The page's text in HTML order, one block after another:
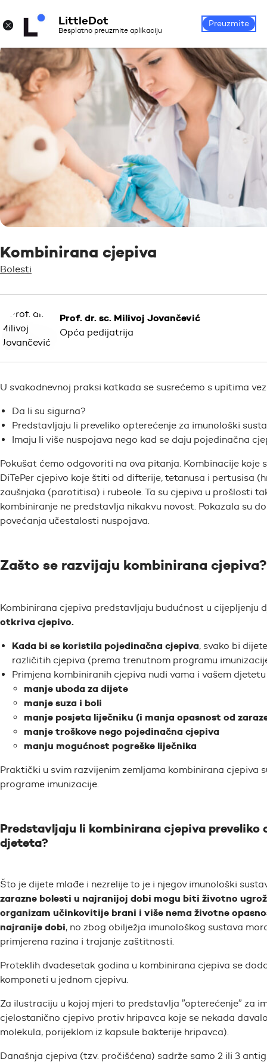
Prijava
Kombinirana cjepiva
Bolesti
Prof. dr. sc. Milivoj Jovančević
Opća pedijatrija
U svakodnevnoj praksi katkada se susrećemo s upitima
Da li su sigurna?
Predstavljaju li preveliko opterećenje za imunološki
Imaju li više nuspojava nego kad se daju pojedinačna
Pokušat ćemo odgovoriti na ova pitanja. Kombinacije koje
DiTePer cjepivo koje štiti od difterije, tetanusa i pertusisa
zaušnjaka (parotitisa) i rubeole. Ta su cjepiva u prošlosti
kombiniranje ne predstavlja nikakvu novost. Pokazala su
povećanja učestalosti nuspojava.
Zašto se razvijaju kombinirana cjepiva?
Kombinirana cjepiva predstavljaju budućnost u cijepljenju
otkriva cjepivo.
Kada bi se koristila pojedinačna cjepiva, svako bi
različitih cjepiva (prema trenutnom programu
Primjena kombiniranih cjepiva nudi vama i vašem
manje uboda za dijete
manje suza i boli
manje posjeta liječniku (i manja opasnost od
manje troškove nego pojedinačna cjepiva
manju mogućnost pogreške liječnika
Praktički u svim razvijenim zemljama kombinirana cjepiva
programe imunizacije.
Predstavljaju li kombinirana cjepiva preveliko
djeteta?
Što je dijete mlađe i nezrelije to je i njegov imunološki
zarazne bolesti u najranijoj dobi mogu biti životno
organizam učinkovitije brani i više nema životne
najranije dobi, no zbog obilježja imunološkog sustava
primjerena razina i trajanje zaštitnosti.
Proteklih dvadesetak godina u kombinirana cjepiva se
komponeti u jednom cjepivu.
Za ilustraciju u kojoj mjeri to predstavlja ”opterećenje” za
cjelostanično cjepivo protiv hripavca koje se nekada
molekula, porijeklom iz kapsule bakterije hripavca).
Današnja cjepiva (tzv. pročišćena) sadrže samo 2 ili 3
× LittleDot
Besplatno preuzmite aplikaciju
Preuzmite